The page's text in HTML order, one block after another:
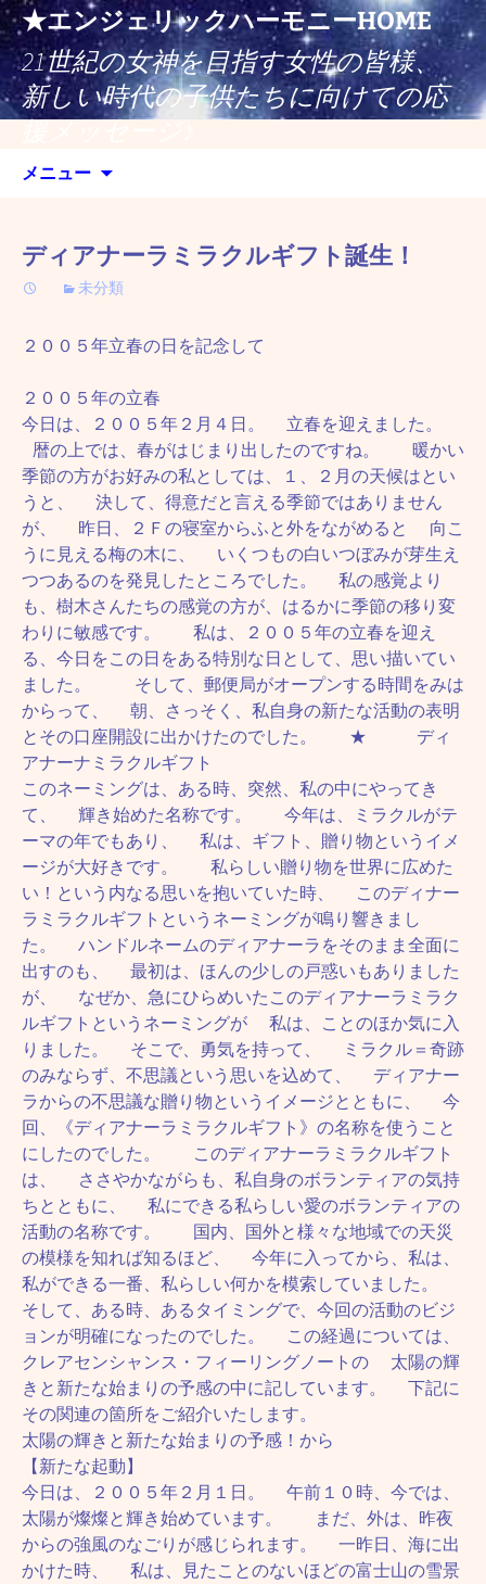
コ
ン
テ
ン
ツ
★エンジェリックハーモニーHOME
21世紀の女神を目指す女性の皆様、
新しい時代の子供たちに向けての応
援メッセージ♪
メニュー
ディアナーラミラクルギフト誕生！
未分類
２００５年立春の日を記念して
２００５年の立春
今日は、２００５年２月４日。 立春を迎えました。
暦の上では、春がはじまり出したのですね。 暖かい
季節の方がお好みの私としては、１、２月の天候はとい
うと、 決して、得意だと言える季節ではありません
が、 昨日、２Ｆの寝室からふと外をながめると 向こ
うに見える梅の木に、 いくつもの白いつぼみが芽生え
つつあるのを発見したところでした。 私の感覚より
も、樹木さんたちの感覚の方が、はるかに季節の移り変
わりに敏感です。 私は、２００５年の立春を迎え
る、今日をこの日をある特別な日として、思い描いてい
ました。 そして、郵便局がオープンする時間をみは
からって、 朝、さっそく、私自身の新たな活動の表明
とその口座開設に出かけたのでした。 ★ ディ
アナーナミラクルギフト
このネーミングは、ある時、突然、私の中にやってき
て、 輝き始めた名称です。 今年は、ミラクルがテ
ーマの年でもあり、 私は、ギフト、贈り物というイメ
ージが大好きです。 私らしい贈り物を世界に広めた
い！という内なる思いを抱いていた時、 このディナー
ラミラクルギフトというネーミングが鳴り響きまし
た。 ハンドルネームのディアナーラをそのまま全面に
出すのも、 最初は、ほんの少しの戸惑いもありました
が、 なぜか、急にひらめいたこのディアナーラミラク
ルギフトというネーミングが 私は、ことのほか気に入
りました。 そこで、勇気を持って、 ミラクル＝奇跡
のみならず、不思議という思いを込めて、 ディアナー
ラからの不思議な贈り物というイメージとともに、 今
回、《ディアナーラミラクルギフト》の名称を使うこと
にしたのでした。 このディアナーラミラクルギフト
は、 ささやかながらも、私自身のボランティアの気持
ちとともに、 私にできる私らしい愛のボランティアの
活動の名称です。 国内、国外と様々な地域での天災
の模様を知れば知るほど、 今年に入ってから、私は、
私ができる一番、私らしい何かを模索していました。
そして、ある時、あるタイミングで、今回の活動のビジ
ョンが明確になったのでした。 この経過については、
クレアセンシャンス・フィーリングノートの 太陽の輝
きと新たな始まりの予感の中に記しています。 下記に
その関連の箇所をご紹介いたします。
太陽の輝きと新たな始まりの予感！から
【新たな起動】
今日は、２００５年２月１日。 午前１０時、今では、
太陽が燦燦と輝き始めています。 まだ、外は、昨夜
からの強風のなごりが感じられます。 一昨日、海に出
かけた時、 私は、見たことのないほどの富士山の雪景